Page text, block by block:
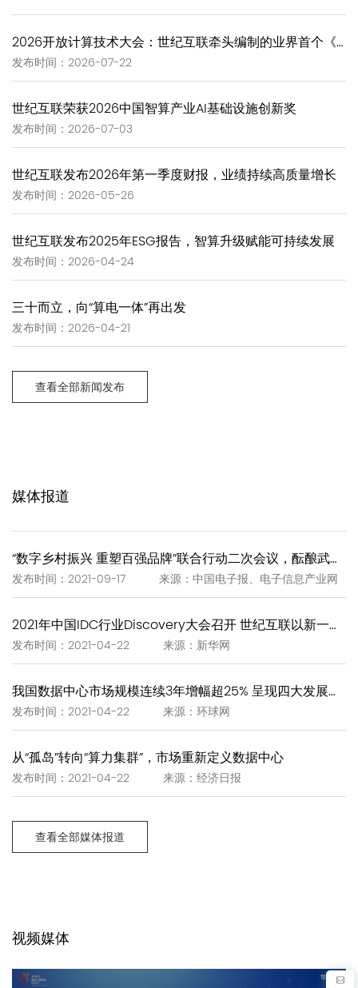
发布时间：2026-07-22
世纪互联荣获2026中国智算产业AI基础设施创新奖
发布时间：2026-07-03
世纪互联发布2026年第一季度财报，业绩持续高质量增长
发布时间：2026-05-26
世纪互联发布2025年ESG报告，智算升级赋能可持续发展
发布时间：2026-04-24
三十而立，向“算电一体”再出发
发布时间：2026-04-21
查看全部新闻发布
媒体报道
发布时间：2021-09-17 来源：中国电子报、电子信息产业网
发布时间：2021-04-22 来源：新华网
发布时间：2021-04-22 来源：环球网
从“孤岛”转向“算力集群”，市场重新定义数据中心
发布时间：2021-04-22 来源：经济日报
查看全部媒体报道
视频媒体